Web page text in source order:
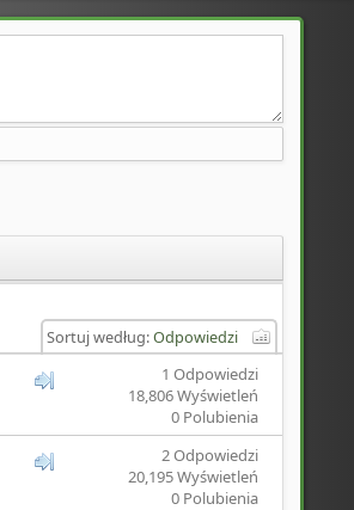
Sortuj według:Odpowiedzi
1 Odpowiedzi
18,806 Wyświetleń
0 Polubienia
2 Odpowiedzi
20,195 Wyświetleń
0 Polubienia